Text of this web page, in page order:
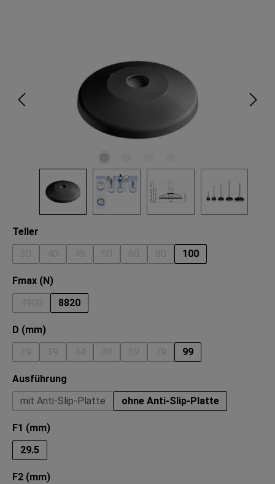
Teller
(Diese Option ist zurzeit nicht verfügbar.)
(Diese Option ist zurzeit nicht verfügbar.)
(Diese Option ist zurzeit nicht verfügbar.)
(Diese Option ist zurzeit nicht verfügbar.)
(Diese Option ist zurzeit nicht
(Diese Option ist zurzeit
100
Fmax (N)auswählen
(Diese Option ist zurzeit nicht verfügbar.)
8820
D (mm)auswählen
(Diese Option ist zurzeit nicht verfügbar.)
(Diese Option ist zurzeit nicht verfügbar.)
(Diese Option ist zurzeit nicht verfügbar.)
(Diese Option ist zurzeit nicht verfügbar.)
(Diese Option ist zurzeit nicht
(Diese Option ist zurzeit
99
Ausführung
mit Anti-Slip-Platte
ohne Anti-Slip-Platte
F1 (mm)auswählen
29.5
F2 (mm)auswählen